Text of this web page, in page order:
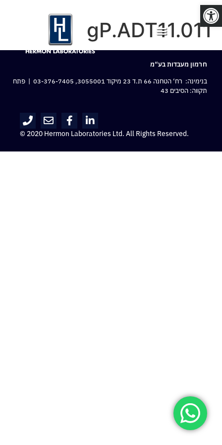
פתח סרגל נגישות
gP.ADT11.011
חרמון מעבדות בע“מ
בנימינה: רח‘ הטחנה 66 ת.ד 23 מיקוד 3055001,
03-376-7405 | פתח
תקווה: הסיבים 43
© 2020 Hermon Laboratories Ltd. All Rights Reserved.